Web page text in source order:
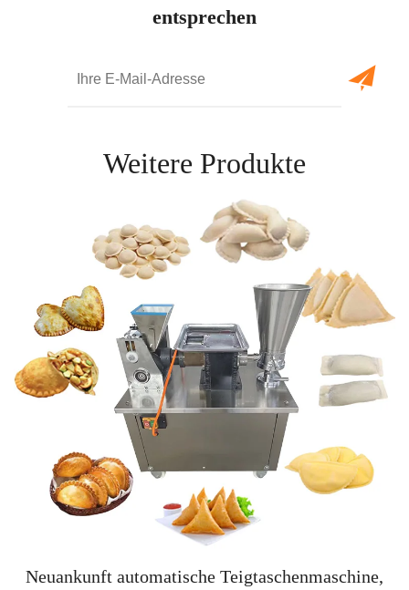
entsprechen
Weitere Produkte
Neuankunft automatische Teigtaschenmaschine,